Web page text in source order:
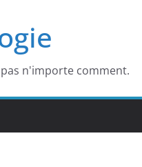
n'importe comment.